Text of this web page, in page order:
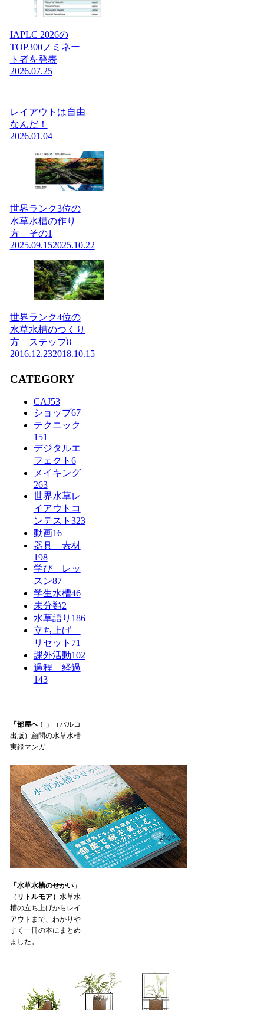
IAPLC 2026の
TOP300ノミネー
ト者を発表
2026.07.25
レイアウトは自由
なんだ！
2026.01.04
世界ランク3位の
水草水槽の作り
方 その1
2025.09.152025.10.22
世界ランク4位の
水草水槽のつくり
方 ステップ8
2016.12.232018.10.15
CATEGORY
CAJ53
ショップ67
テクニック
151
デジタルエ
フェクト 6
メイキング
263
世界水草レ
イアウトコ
ンテスト 323
動画16
器具 素材
198
学び レッ
スン87
学生水槽46
未分類2
水草語り 186
立ち上げ
リセット 71
課外活動102
過程 経過
143
「部屋へ！」
（パルコ
出版）顧問の水草水槽
実録マンガ
「水草水槽のせかい」
（ リトルモア） 水草水
槽の立ち上げからレイ
アウトまで、わかりや
すく一冊の本にまとめ
ました。